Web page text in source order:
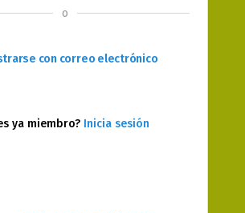
o
con correo electrónico
ya miembro? Inicia sesión